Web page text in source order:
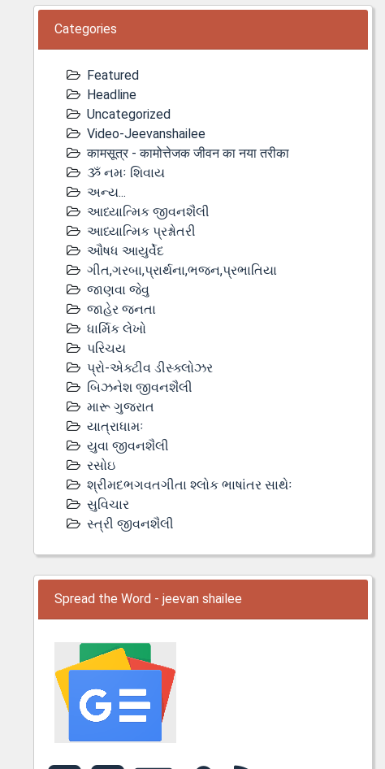
Categories
Featured
Headline
Uncategorized
Video-Jeevanshailee
कामसूत्र - कामोत्तेजक जीवन का नया तरीका
ૐ નમઃ શિવાય
અન્ય...
આધ્યાત્મિક જીવનશૈલી
આધ્યાત્મિક પ્રશ્નોતરી
ઔષધ આયુર્વેદ
ગીત,ગરબા,પ્રાર્થના,ભજન,પ્રભાતિયા
જાણવા જેવુ
જાહેર જનતા
ધાર્મિક લેખો
પરિચય
પ્રો-એક્ટીવ ડીસ્‍ક્લોઝર
બિઝનેશ જીવનશૈલી
મારૂ ગુજરાત
યાત્રાધામઃ
યુવા જીવનશૈલી
રસોઇ
શ્રીમદભગવતગીતા શ્લોક ભાષાંતર સાથેઃ
સુવિચાર
સ્ત્રી જીવનશૈલી
Spread the Word - jeevan shailee